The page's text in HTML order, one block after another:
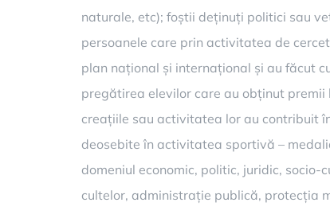
naturale, etc); foștii deținuți politici sau
persoanele care prin activitatea de
plan național și internațional și au făcut
pregătirea elevilor care au obținut
creațiile sau activitatea lor au contribuit
deosebite în activitatea sportivă –
domeniul economic, politic, juridic,
cultelor, administrație publică, protecția